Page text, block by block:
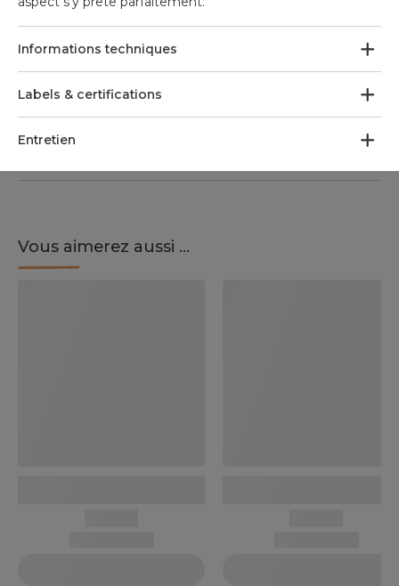
Informations techniques
Labels & certifications
Entretien
Vous aimerez aussi ...